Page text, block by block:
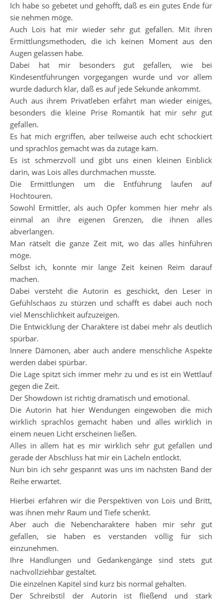
Ich habe so gebetet und gehofft, daß es ein gutes Ende für
sie nehmen möge.
Auch Lois hat mir wieder sehr gut gefallen. Mit ihren
Ermittlungsmethoden, die ich keinen Moment aus den
Augen gelassen habe.
Dabei hat mir besonders gut gefallen, wie bei
Kindesentführungen vorgegangen wurde und vor allem
wurde dadurch klar, daß es auf jede Sekunde ankommt.
Auch aus ihrem Privatleben erfährt man wieder einiges,
besonders die kleine Prise Romantik hat mir sehr gut
gefallen.
Es hat mich ergriffen, aber teilweise auch echt schockiert
und sprachlos gemacht was da zutage kam.
Es ist schmerzvoll und gibt uns einen kleinen Einblick
darin, was Lois alles durchmachen musste.
Die Ermittlungen um die Entführung laufen auf
Hochtouren.
Sowohl Ermittler, als auch Opfer kommen hier mehr als
einmal an ihre eigenen Grenzen, die ihnen alles
abverlangen.
Man rätselt die ganze Zeit mit, wo das alles hinführen
möge.
Selbst ich, konnte mir lange Zeit keinen Reim darauf
machen.
Dabei versteht die Autorin es geschickt, den Leser in
Gefühlschaos zu stürzen und schafft es dabei auch noch
viel Menschlichkeit aufzuzeigen.
Die Entwicklung der Charaktere ist dabei mehr als deutlich
spürbar.
Innere Dämonen, aber auch andere menschliche Aspekte
werden dabei spürbar.
Die Lage spitzt sich immer mehr zu und es ist ein Wettlauf
gegen die Zeit.
Der Showdown ist richtig dramatisch und emotional.
Die Autorin hat hier Wendungen eingewoben die mich
wirklich sprachlos gemacht haben und alles wirklich in
einem neuen Licht erscheinen ließen.
Alles in allem hat es mir wirklich sehr gut gefallen und
gerade der Abschluss hat mir ein Lächeln entlockt.
Nun bin ich sehr gespannt was uns im nächsten Band der
Reihe erwartet.
Hierbei erfahren wir die Perspektiven von Lois und Britt,
was ihnen mehr Raum und Tiefe schenkt.
Aber auch die Nebencharaktere haben mir sehr gut
gefallen, sie haben es verstanden völlig für sich
einzunehmen.
Ihre Handlungen und Gedankengänge sind stets gut
nachvollziehbar gestaltet.
Die einzelnen Kapitel sind kurz bis normal gehalten.
Der Schreibstil der Autorin ist fließend und stark